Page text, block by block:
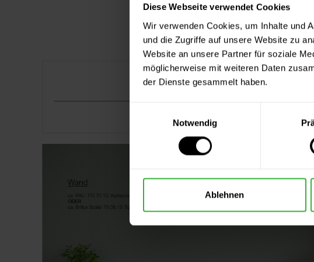
Diese Webseite verwendet Cookies
Wir verwenden Cookies, um Inhalte und
und die Zugriffe auf unsere Website zu
Website an unsere Partner für soziale
möglicherweise mit weiteren Daten
der Dienste gesammelt haben.
Notwendig
Ablehnen